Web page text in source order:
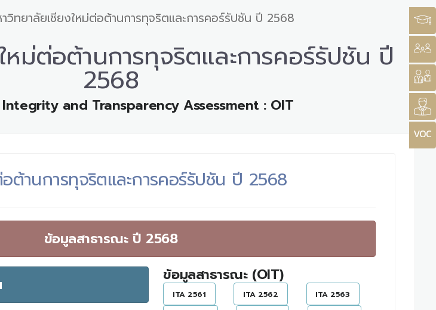
วิทยาลัยเชียงใหม่ต่อต้านการทุจริตและการคอร์รัปชัน ปี 2568
หม่ต่อต้านการทุจริตและการคอร์รัปชัน ปี
2568
and Transparency Assessment : OIT
ต้านการทุจริตและการคอร์รัปชัน ปี 2568
ข้อมูลสาธารณะ ปี 2568
ข้อมูลสาธารณะ (OIT)
ITA 2561 ITA 2562 ITA 2563